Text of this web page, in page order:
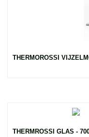
THERMOROSSI
THERMROSSI GLAS -